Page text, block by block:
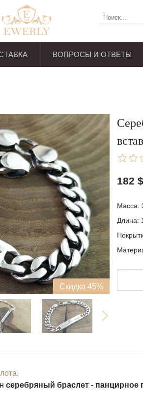
ВОПРОСЫ И ОТВЕТЫ
Скидка 45%
182 $
Масса:
Длина:
серебряный браслет - панцирное